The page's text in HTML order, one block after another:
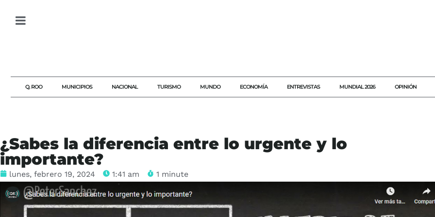
Q. ROO MUNICIPIOS NACIONAL TURISMO MUNDO ECONOMÍA ENTREVISTAS MUNDIAL 2026 OPINIÓN
¿Sabes la diferencia entre lo urgente y lo
importante?
lunes, febrero 19, 2024 1:41 am 1 minute